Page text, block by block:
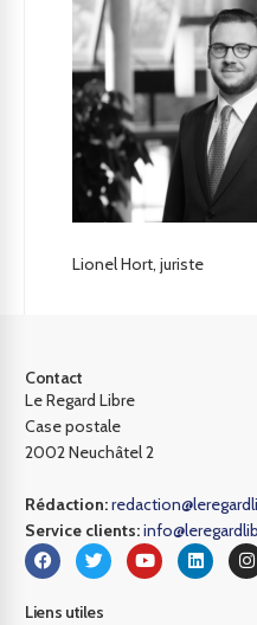
Lionel Hort, juriste
Contact
Le Regard Libre
Case postale
2002 Neuchâtel 2
Rédaction:
Service clients:
Liens utiles